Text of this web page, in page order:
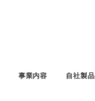
事業内容 自社製品